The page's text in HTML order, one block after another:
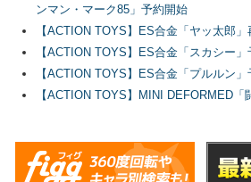
ンマン・マーク85」予約開始
【ACTION TOYS】ES合金「ヤッ太郎
【ACTION TOYS】ES合金「スカシー
【ACTION TOYS】ES合金「プルルン
【ACTION TOYS】MINI DEFORMED